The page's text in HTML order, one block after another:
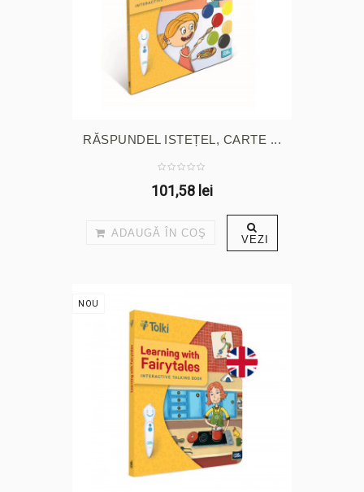
RĂSPUNDEL ISTEȚEL, CARTE ...
101,58 lei
ADAUGĂ ÎN COŞ VEZI
NOU